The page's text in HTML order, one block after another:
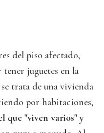
del piso afectado,
juguetes en la
trata de una vivienda
por habitaciones,
que "viven varios" y